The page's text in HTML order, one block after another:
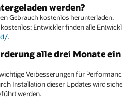
werden?
Gebrauch kostenlos herunterladen.
Entwickler finden alle
.
alle drei Monate ein
Verbesserungen für
Installation dieser Updates wird
werden.